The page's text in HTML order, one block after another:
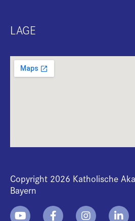
LAGE
Copyright 2026 Katholische
Bayern